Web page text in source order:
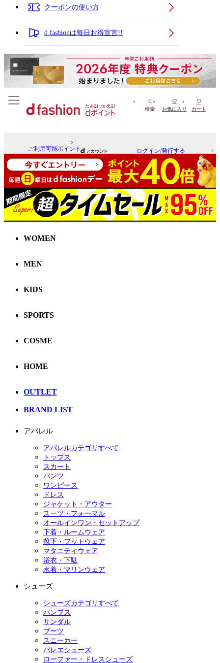
クーポンの使い方
d fashionは毎日お得宣言!!
検索 お気に入り カート
ご利用可能ポイント ログイン/発行する
WOMEN
MEN
KIDS
SPORTS
COSME
HOME
OUTLET
BRAND LIST
アパレル
アパレルカテゴリすべて
トップス
スカート
パンツ
ワンピース
ドレス
ジャケット・アウター
スーツ・フォーマル
オールインワン・セットアップ
下着・ルームウェア
靴下・フットウェア
マタニティウェア
浴衣・下駄
水着・マリンウェア
シューズ
シューズカテゴリすべて
パンプス
サンダル
ブーツ
スニーカー
バレエシューズ
ローファー・ドレスシューズ